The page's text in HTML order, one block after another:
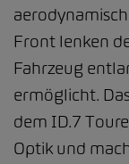
Front lenken
Fahrzeug
ermöglicht.
dem ID.7
Optik und